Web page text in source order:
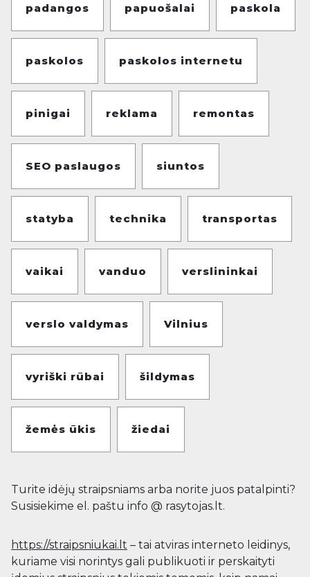
padangos papuošalai paskola
paskolos paskolos internetu
pinigai reklama remontas
SEO paslaugos siuntos
statyba technika transportas
vaikai vanduo verslininkai
verslo valdymas Vilnius
vyriški rūbai šildymas
žemės ūkis žiedai
Turite idėjų straipsniams arba norite juos patalpinti?
Susisiekime el. paštu info @ rasytojas.lt.
https://straipsniukai.lt – tai atviras interneto leidinys,
kuriame visi norintys gali publikuoti ir perskaityti